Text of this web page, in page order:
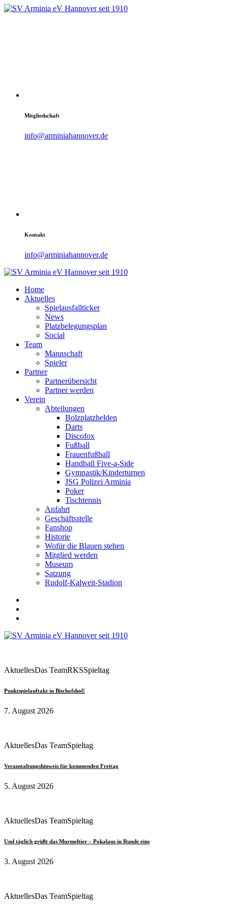
Mitgliedschaft
info@arminiahannover.de
Kontakt
info@arminiahannover.de
Home
Aktuelles
Spielausfallticker
News
Platzbelegungsplan
Social
Team
Mannschaft
Spieler
Partner
Partnerübersicht
Partner werden
Verein
Abteilungen
Bolzplatzhelden
Darts
Discofox
Fußball
Frauenfußball
Handball Five-a-Side
Gymnastik/Kinderturnen
JSG Polizei Arminia
Poker
Tischtennis
Anfahrt
Geschäftsstelle
Fanshop
Historie
Wofür die Blauen stehen
Mitglied werden
Museum
Satzung
Rudolf-Kalweit-Stadion
AktuellesDas TeamRKSSpieltag
Punktspielauftakt in Bischofshol!
7. August 2026
AktuellesDas TeamSpieltag
Veranstaltungshinweis für kommenden Freitag
5. August 2026
AktuellesDas TeamSpieltag
Und täglich grüßt das Murmeltier – Pokalaus in Runde eins
3. August 2026
AktuellesDas TeamSpieltag